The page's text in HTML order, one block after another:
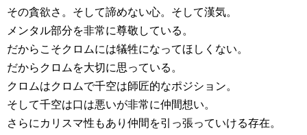
その貪欲さ。そして諦めない心。そして漢気。
メンタル部分を非常に尊敬している。
だからこそクロムには犠牲になってほしくない。
だからクロムを大切に思っている。
クロムはクロムで千空は師匠的なポジション。
そして千空は口は悪いが非常に仲間想い。
さらにカリスマ性もあり仲間を引っ張っていける存在。